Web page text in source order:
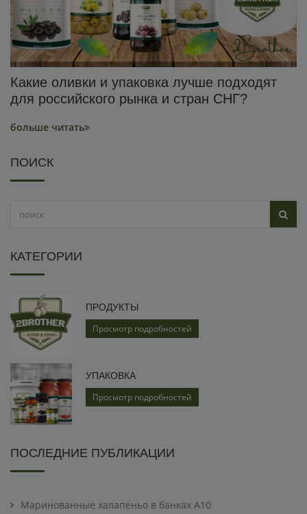
Какие оливки и упаковка лучше подходят
для российского рынка и стран СНГ?
больше читать
ПОИСК
КАТЕГОРИИ
ПРОДУКТЫ
Просмотр подробностей
УПАКОВКА
Просмотр подробностей
ПОСЛЕДНИЕ ПУБЛИКАЦИИ
Маринованные халапеньо в банках A10